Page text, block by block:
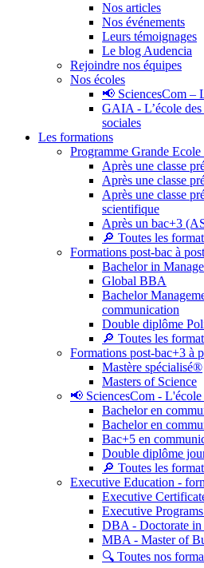
Nos articles
Nos événements
Leurs témoignages
Le blog Audencia
Rejoindre nos équipes
Nos écoles
📢 SciencesCom –
GAIA - L’école
sociales
Les formations
Programme Grande Ecole
Après une classe
Après une classe
Après une classe
scientifique
Après un bac+3
🔎 Toutes les
Formations post-bac à
Bachelor in
Global BBA
Bachelor
communication
Double diplôme
🔎 Toutes les
Formations post-bac+3 à
Mastère spécialisé®
Masters of Science
📢 SciencesCom -
Bachelor en
Bachelor en
Bac+5 en
Double diplôme
🔎 Toutes les
Executive Education -
Executive
Executive
DBA - Doctorate in
MBA - Master of
🔍 Toutes nos